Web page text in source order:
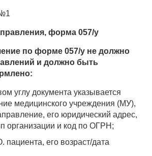
форма 057/у
по форме 057/у не должно
и должно быть
углу документа указывается
медицинского учреждения (МУ),
его юридический адрес,
организации и код по ОГРН;
его возраст/дата